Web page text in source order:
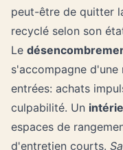
peut-être de quitter
recyclé selon son
Le
s'accompagne d'une
entrées: achats
culpabilité. Un
espaces de
d'entretien courts.